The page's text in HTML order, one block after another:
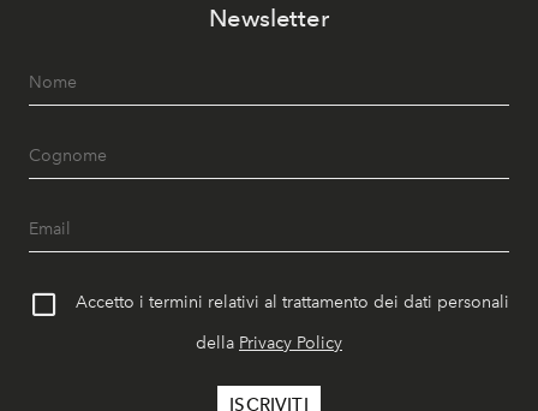
Newsletter
Accetto i termini relativi al trattamento dei dati personali
della Privacy Policy